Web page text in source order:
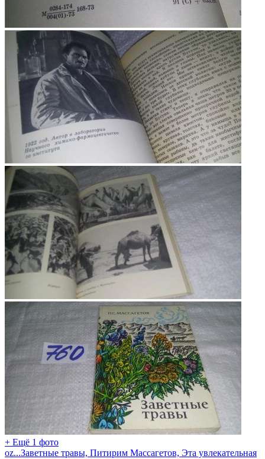
+ Ещё 1 фото
oz...Заветные травы, Питирим Массагетов, Эта увлекательная